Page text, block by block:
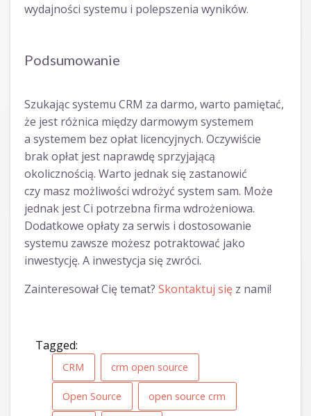
wydajności systemu i polepszenia wyników.
Podsumowanie
Szukając systemu CRM za darmo, warto pamiętać,
że jest różnica między darmowym systemem
a systemem bez opłat licencyjnych. Oczywiście
brak opłat jest naprawdę sprzyjającą
okolicznością. Warto jednak się zastanowić
czy masz możliwości wdrożyć system sam. Może
jednak jest Ci potrzebna firma wdrożeniowa.
Dodatkowe opłaty za serwis i dostosowanie
systemu zawsze możesz potraktować jako
inwestycję. A inwestycja się zwróci.
Zainteresował Cię temat? Skontaktuj się z nami!
Tagged:
CRM crm open source
Open Source open source crm